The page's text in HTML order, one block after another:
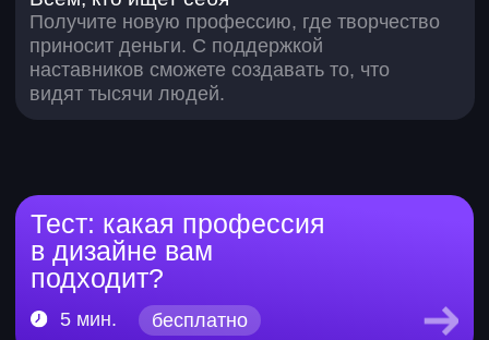
>5000
выпускников уже
работают по новой
профессии после
курса
3
месяца — среднее
время поиска работы
после курсов
по дизайну
вакансий на hh.ru
Курсы по нейросетям